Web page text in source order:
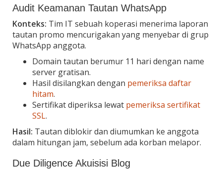
Audit Keamanan Tautan WhatsApp
Konteks: Tim IT sebuah koperasi menerima laporan
tautan promo mencurigakan yang menyebar di grup
WhatsApp anggota.
Domain tautan berumur 11 hari dengan name
server gratisan.
Hasil disilangkan dengan pemeriksa daftar
hitam.
Sertifikat diperiksa lewat pemeriksa sertifikat
SSL.
Hasil: Tautan diblokir dan diumumkan ke anggota
dalam hitungan jam, sebelum ada korban melapor.
Due Diligence Akuisisi Blog